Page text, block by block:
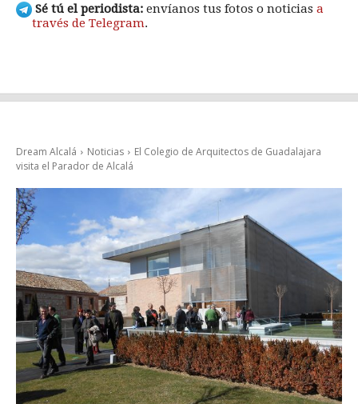
Sé tú el periodista: envíanos tus fotos o noticias a
través de Telegram.